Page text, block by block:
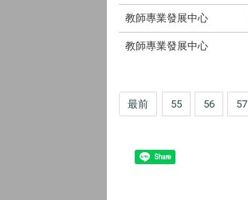
教師專業發展中心
教師專業發展中心
最前 55 56 57
Share